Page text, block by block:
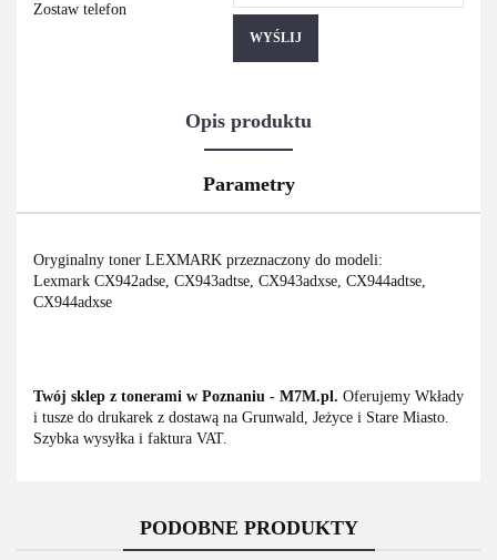
Zostaw telefon
WYŚLIJ
Opis produktu
Parametry
Oryginalny toner LEXMARK przeznaczony do modeli:
Lexmark CX942adse, CX943adtse, CX943adxse, CX944adtse,
CX944adxse
Twój sklep z tonerami w Poznaniu - M7M.pl. Oferujemy Wkłady
i tusze do drukarek z dostawą na Grunwald, Jeżyce i Stare Miasto.
Szybka wysyłka i faktura VAT.
PODOBNE PRODUKTY